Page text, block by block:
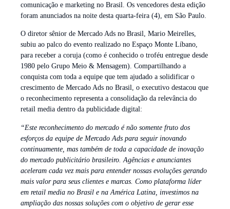
comunicação e marketing no Brasil. Os vencedores desta edição
foram anunciados na noite desta quarta-feira (4), em São Paulo.
O diretor sênior de Mercado Ads no Brasil, Mario Meirelles,
subiu ao palco do evento realizado no Espaço Monte Líbano,
para receber a coruja (como é conhecido o troféu entregue desde
1980 pelo Grupo Meio & Mensagem). Compartilhando a
conquista com toda a equipe que tem ajudado a solidificar o
crescimento de Mercado Ads no Brasil, o executivo destacou que
o reconhecimento representa a consolidação da relevância do
retail media dentro da publicidade digital:
“Este reconhecimento do mercado é não somente fruto dos
esforços da equipe de Mercado Ads para seguir inovando
continuamente, mas também de toda a capacidade de inovação
do mercado publicitário brasileiro. Agências e anunciantes
aceleram cada vez mais para entender nossas evoluções gerando
mais valor para seus clientes e marcas. Como plataforma líder
em retail media no Brasil e na América Latina, investimos na
ampliação das nossas soluções com o objetivo de gerar esse